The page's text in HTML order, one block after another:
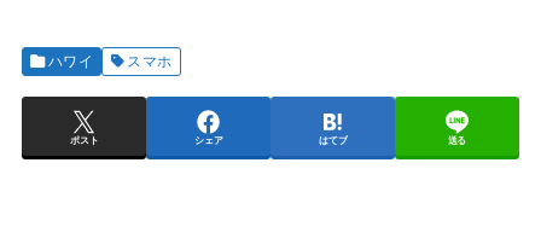
ハワイ スマホ
ポスト シェア はてブ 送る